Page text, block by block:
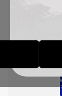
be 25